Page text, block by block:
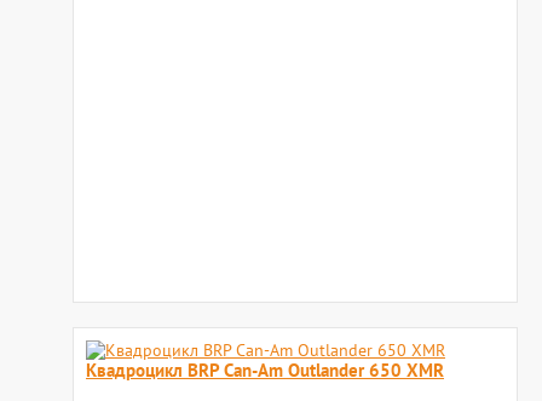
Квадроцикл BRP Can-Am Outlander 650 XMR